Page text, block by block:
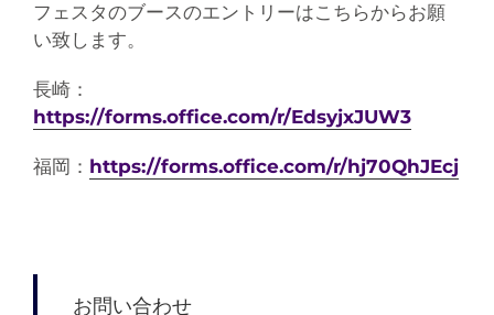
フェスタのブースのエントリーはこちらからお願
い致します。
長崎：
https://forms.office.com/r/EdsyjxJUW3
福岡： https://forms.office.com/r/hj70QhJEcj
お問い合わせ